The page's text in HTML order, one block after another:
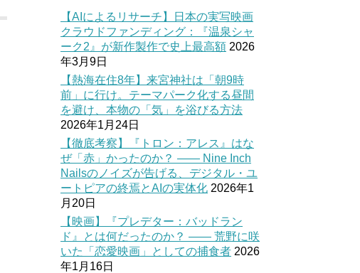
【AIによるリサーチ】日本の実写映画
クラウドファンディング：『温泉シャ
ーク2』が新作製作で史上最高額 2026
年3月9日
【熱海在住8年】来宮神社は「朝9時
前」に行け。テーマパーク化する昼間
を避け、本物の「気」を浴びる方法
2026年1月24日
【徹底考察】『トロン：アレス』はな
ぜ「赤」かったのか？ —— Nine Inch
Nailsのノイズが告げる、デジタル・ユ
ートピアの終焉とAIの実体化 2026年1
月20日
【映画】『プレデター：バッドラン
ド』とは何だったのか？ —— 荒野に咲
いた「恋愛映画」としての捕食者 2026
年1月16日